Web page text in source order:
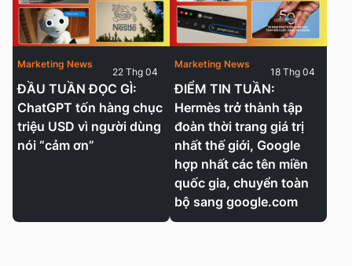
ĐẦU TUẦN ĐỌC GÌ:
ChatGPT tốn hàng chục
triệu USD vì người dùng
nói “cảm ơn”
Marketing News
22 Thg 04
ĐIỂM TIN TUẦN:
Hermès trở thành tập
đoàn thời trang giá trị
nhất thế giới, Google
hợp nhất các tên miền
quốc gia, chuyển toàn
bộ sang google.com
Marketing News
18 Thg 04